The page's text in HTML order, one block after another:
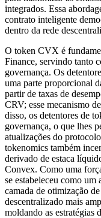
integrados. Essa
contrato inteligente
dentro da rede
O token CVX é
Finance, servindo tanto
governança. Os
uma parte proporcional
partir de taxas de
CRV; esse mecanismo
disso, os detentores de
governança, o que lhes
atualizações do
tokenomics também
derivado de estaca
Convex. Como uma
se estabeleceu como
camada de otimização
descentralizado mais
moldando as estratégias